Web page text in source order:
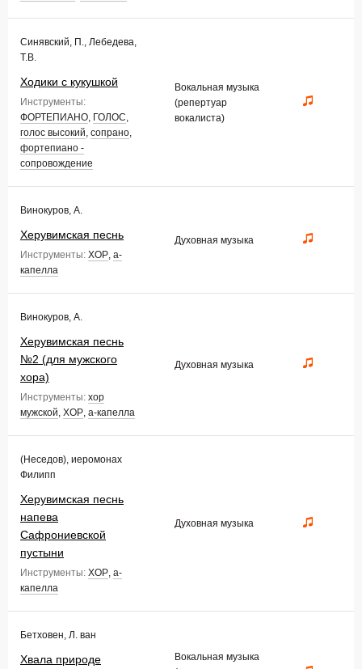
Синявский, П., Лебедева,
Т.В.
Ходики с кукушкой
Инструменты:
ФОРТЕПИАНО, ГОЛОС,
голос высокий, сопрано,
фортепиано -
сопровождение
Вокальная музыка
(репертуар
вокалиста)
Винокуров, А.
Херувимская песнь
Инструменты: ХОР, а-
капелла
Духовная музыка
Винокуров, А.
Херувимская песнь
№2 (для мужского
хора)
Инструменты: хор
мужской, ХОР, а-капелла
Духовная музыка
(Неседов), иеромонах
Филипп
Херувимская песнь
напева
Сафрониевской
пустыни
Инструменты: ХОР, а-
капелла
Духовная музыка
Бетховен, Л. ван
Хвала природе
Вокальная музыка